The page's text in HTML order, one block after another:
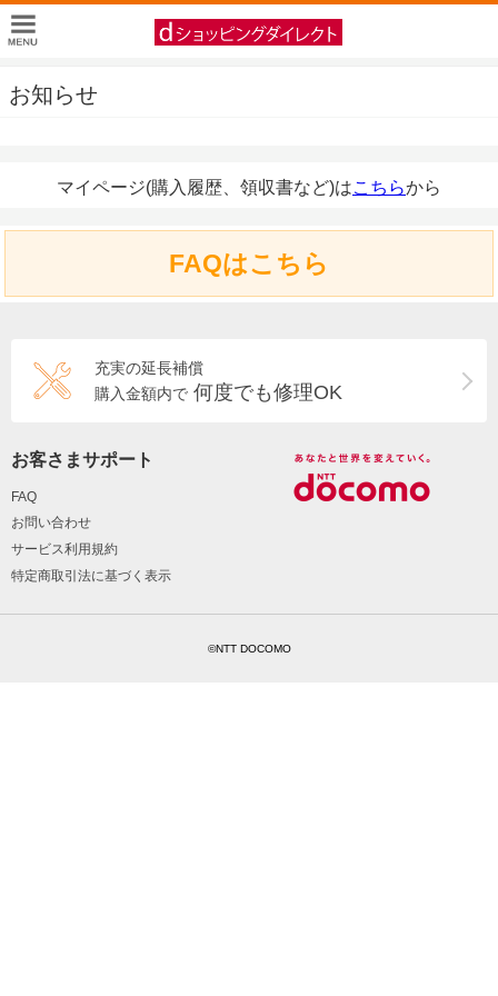
お知らせ
マイページ(購入履歴、領収書など)はこちらから
FAQはこちら
充実の延長補償
購入金額内で 何度でも修理OK
お客さまサポート
FAQ
お問い合わせ
サービス利用規約
特定商取引法に基づく表示
©NTT DOCOMO